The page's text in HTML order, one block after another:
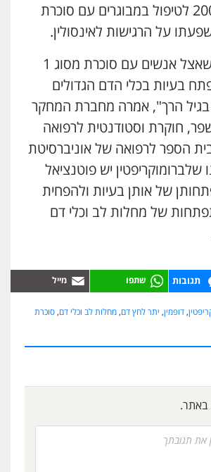
ה-FDA מאז 2009 לטיפול במבוגרים עם סוכרת
"אנחנו יודעים שאצל אנשים עם סוכרת מסוג 1
בעיות בכלי הדם הגדולים
הרך", אמרה מחברת המחקר
חוקרת וסטודנטית לרפואה
הספר לרפואה של אוניברסיטת
שלברומוקריפטין יש פוטנציאל
של אותן בעיות ולהפחית
של מחלות לב וכלי דם
תגובות
, דופמין, יתר לחץ דם, מחלות לב וכלי דם, סוכרת
באתר.